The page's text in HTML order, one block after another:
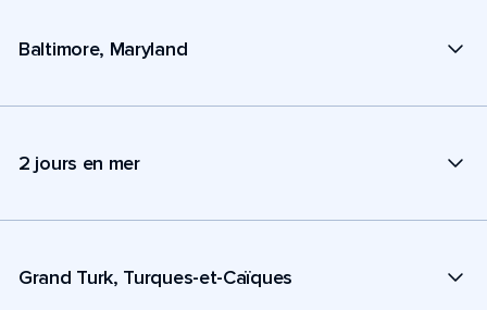
Baltimore, Maryland
2 jours en mer
Grand Turk, Turques-et-Caïques